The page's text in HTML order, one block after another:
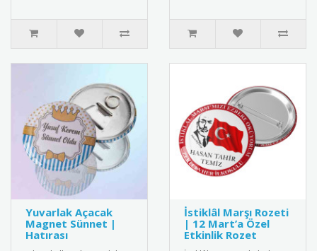
Yuvarlak Açacak
Magnet Sünnet |
Hatırası
İstiklâl Marşı Rozeti
| 12 Mart’a Özel
Etkinlik Rozet